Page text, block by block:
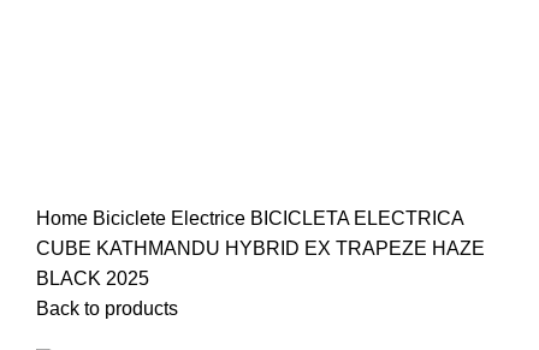
Home Biciclete Electrice BICICLETA ELECTRICA
CUBE KATHMANDU HYBRID EX TRAPEZE HAZE
BLACK 2025
Back to products